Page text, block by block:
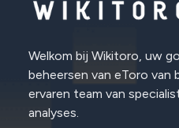
Welkom bij Wikitoro, uw
beheersen van eToro van
ervaren team van
analyses.